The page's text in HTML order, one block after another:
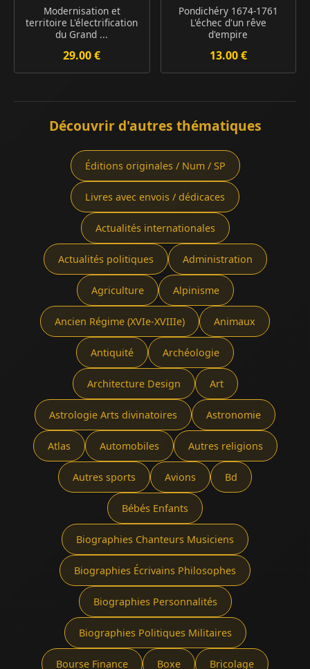
Modernisation et
territoire L'électrification
du Grand ...
29.00 €
Pondichéry 1674-1761
L'échec d'un rêve
d'empire
13.00 €
Découvrir d'autres thématiques
Éditions originales / Num / SP
Livres avec envois / dédicaces
Actualités internationales
Actualités politiques Administration
Agriculture Alpinisme
Ancien Régime (XVIe-XVIIIe) Animaux
Antiquité Archéologie
Architecture Design Art
Astrologie Arts divinatoires Astronomie
Atlas Automobiles Autres religions
Autres sports Avions Bd
Bébés Enfants
Biographies Chanteurs Musiciens
Biographies Écrivains Philosophes
Biographies Personnalités
Biographies Politiques Militaires
Bourse Finance Boxe Bricolage